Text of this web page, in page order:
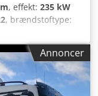
, effekt: 235 kW
, brændstoftype:
automatisk,
elektronisk
ved
Annoncer